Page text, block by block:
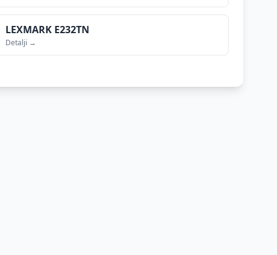
LEXMARK E232TN
Detalji →